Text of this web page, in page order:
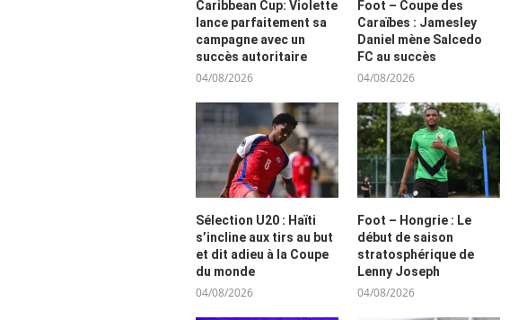
Caribbean Cup: Violette
lance parfaitement sa
campagne avec un
succès autoritaire
04/08/2026
Foot – Coupe des
Caraïbes : Jamesley
Daniel mène Salcedo
FC au succès
04/08/2026
Sélection U20 : Haïti
s’incline aux tirs au but
et dit adieu à la Coupe
du monde
04/08/2026
Foot – Hongrie : Le
début de saison
stratosphérique de
Lenny Joseph
04/08/2026